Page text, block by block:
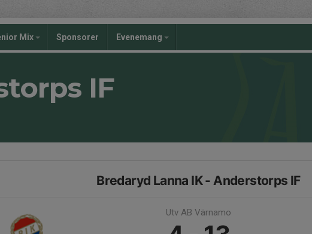
Mix Sponsorer Evenemang
IF
Bredaryd Lanna IK - Anderstorps IF
Utv AB Värnamo